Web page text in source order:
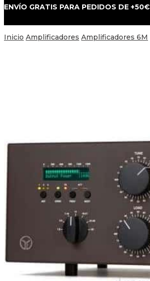
ENVÍO GRATIS PARA PEDIDOS DE +50€
Inicio Amplificadores Amplificadores 6M